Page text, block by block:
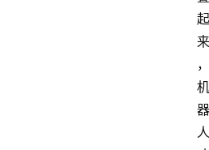
起
来
，
机
器
人